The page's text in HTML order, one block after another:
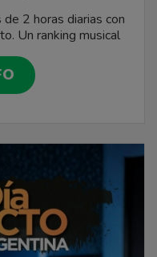
2 horas diarias con
Un ranking musical